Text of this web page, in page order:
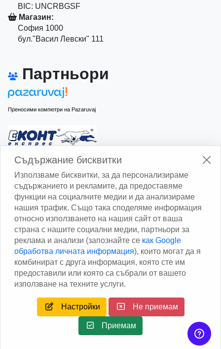
BIC: UNCRBGSF
Магазин:
София 1000
бул."Васил Левски" 111
Партньори
Преносими компютри на Pazaruvaj
Изчисли доставката с Еконт
Изчисли доставката със Спиди
Facebook
Съдържание бисквитки
Използваме бисквитки, за да персонализираме
съдържанието и рекламите, да предоставяме
функции на социалните медии и да анализираме
нашия трафик. Също така споделяме информация
относно използването на нашия сайт от ваша
страна с нашите социални медии, партньори за
реклама и анализи (запознайте се как Google
обработва личната информация), които могат да я
комбинират с друга информация, която сте им
предоставили или която са събрали от вашето
използване на техните услуги.
Настройки Не приемам
Приемам
Copyright © 2013 - 2026Дейтаком ООДAuthor
rights reserved.